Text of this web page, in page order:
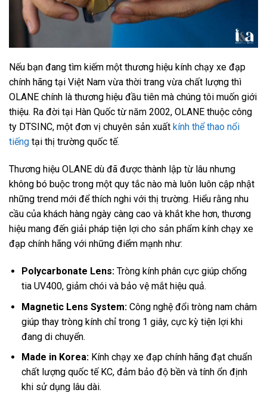
Nếu bạn đang tìm kiếm một thương hiệu kính chạy xe đạp
chính hãng tại Việt Nam vừa thời trang vừa chất lượng thì
OLANE chính là thương hiệu đầu tiên mà chúng tôi muốn giới
thiệu. Ra đời tại Hàn Quốc từ năm 2002, OLANE thuộc công
ty DTSINC, một đơn vị chuyên sản xuất kính thể thao nổi
tiếng tại thị trường quốc tế.
Thương hiệu OLANE dù đã được thành lập từ lâu nhưng
không bó buộc trong một quy tắc nào mà luôn luôn cập nhật
những trend mới để thích nghi với thị trường. Hiểu rằng nhu
cầu của khách hàng ngày càng cao và khắt khe hơn, thương
hiệu mang đến giải pháp tiện lợi cho sản phẩm kính chạy xe
đạp chính hãng với những điểm mạnh như:
Polycarbonate Lens:Tròng kính phân cực giúp chống
tia UV400, giảm chói và bảo vệ mắt hiệu quả.
Magnetic Lens System:Công nghệ đổi tròng nam châm
giúp thay tròng kính chỉ trong 1 giây, cực kỳ tiện lợi khi
đang di chuyển.
Made in Korea:Kính chạy xe đạp chính hãng đạt chuẩn
chất lượng quốc tế KC, đảm bảo độ bền và tính ổn định
khi sử dụng lâu dài.